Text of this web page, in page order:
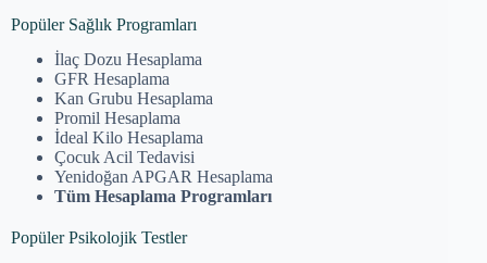
Popüler Sağlık Programları
İlaç Dozu Hesaplama
GFR Hesaplama
Kan Grubu Hesaplama
Promil Hesaplama
İdeal Kilo Hesaplama
Çocuk Acil Tedavisi
Yenidoğan APGAR Hesaplama
Tüm Hesaplama Programları
Popüler Psikolojik Testler